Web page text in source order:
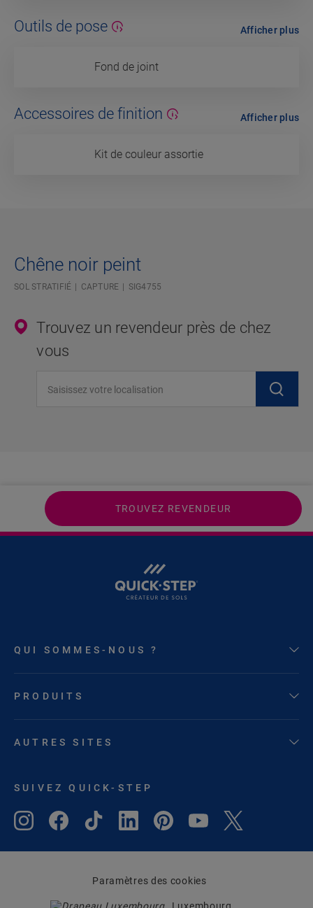
Outils de pose
Fond de joint
Afficher plus
Accessoires de finition
Kit de couleur assortie
Afficher plus
Chêne noir peint
SOL STRATIFIÉ CAPTURE SIG4755
Trouvez un revendeur près de chez
vous
TROUVEZ REVENDEUR
QUI SOMMES-NOUS ?
PRODUITS
AUTRES SITES
SUIVEZ QUICK-STEP
Paramètres des cookies